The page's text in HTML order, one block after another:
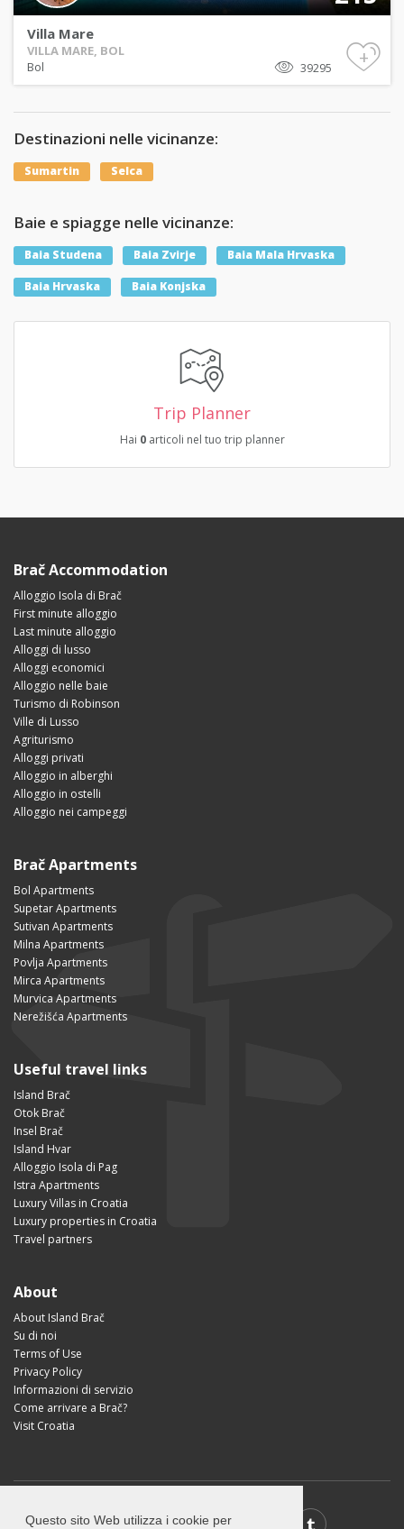
Questo sito Web utilizza i cookie per
Villa Mare
VILLA MARE, BOL
39295
Bol +
Destinazioni nelle vicinanze:
Sumartin Selca
Baie e spiagge nelle vicinanze:
Baia Studena Baia Zvirje Baia Mala Hrvaska
Baia Hrvaska Baia Konjska
Trip Planner
Hai 0articoli nel tuo trip planner
Brač Accommodation
Alloggio Isola di Brač
First minute alloggio
Last minute alloggio
Alloggi di lusso
Alloggi economici
Alloggio nelle baie
Turismo di Robinson
Ville di Lusso
Agriturismo
Alloggi privati
Alloggio in alberghi
Alloggio in ostelli
Alloggio nei campeggi
Brač Apartments
Bol Apartments
Supetar Apartments
Sutivan Apartments
Milna Apartments
Povlja Apartments
Mirca Apartments
Murvica Apartments
Nerežišća Apartments
Useful travel links
Island Brač
Otok Brač
Insel Brač
Island Hvar
Alloggio Isola di Pag
Istra Apartments
Luxury Villas in Croatia
Luxury properties in Croatia
Travel partners
About
About Island Brač
Su di noi
Terms of Use
Privacy Policy
Informazioni di servizio
Come arrivare a Brač?
Visit Croatia